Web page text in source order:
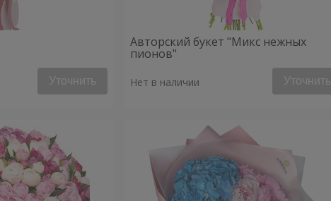
Уточнить
Авторский букет "Микс нежных
пионов"
Нет в наличии Уточнить